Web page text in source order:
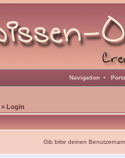
Navigation •
» Login
Gib bitte deinen